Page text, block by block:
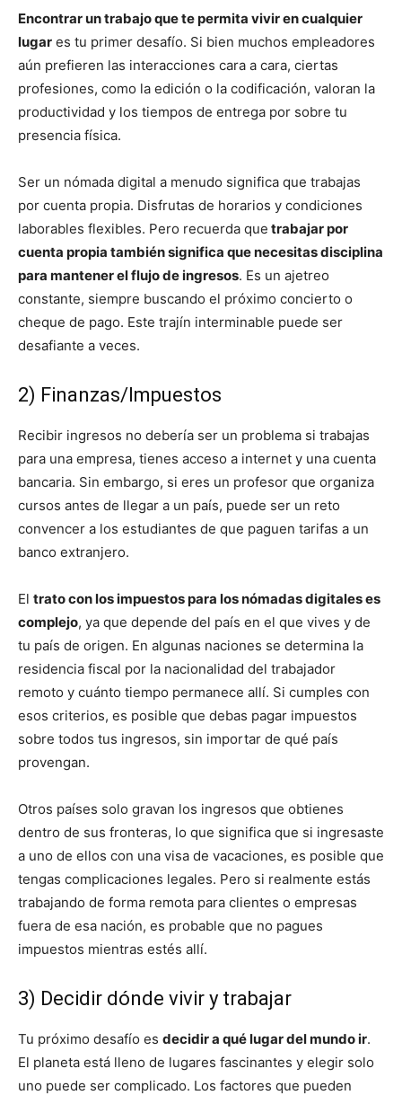
Encontrar un trabajo que te permita vivir en cualquier
lugar es tu primer desafío. Si bien muchos empleadores
aún prefieren las interacciones cara a cara, ciertas
profesiones, como la edición o la codificación, valoran la
productividad y los tiempos de entrega por sobre tu
presencia física.
Ser un nómada digital a menudo significa que trabajas
por cuenta propia. Disfrutas de horarios y condiciones
laborables flexibles. Pero recuerda que trabajar por
cuenta propia también significa que necesitas disciplina
para mantener el flujo de ingresos. Es un ajetreo
constante, siempre buscando el próximo concierto o
cheque de pago. Este trajín interminable puede ser
desafiante a veces.
2) Finanzas/Impuestos
Recibir ingresos no debería ser un problema si trabajas
para una empresa, tienes acceso a internet y una cuenta
bancaria. Sin embargo, si eres un profesor que organiza
cursos antes de llegar a un país, puede ser un reto
convencer a los estudiantes de que paguen tarifas a un
banco extranjero.
El trato con los impuestos para los nómadas digitales es
complejo, ya que depende del país en el que vives y de
tu país de origen. En algunas naciones se determina la
residencia fiscal por la nacionalidad del trabajador
remoto y cuánto tiempo permanece allí. Si cumples con
esos criterios, es posible que debas pagar impuestos
sobre todos tus ingresos, sin importar de qué país
provengan.
Otros países solo gravan los ingresos que obtienes
dentro de sus fronteras, lo que significa que si ingresaste
a uno de ellos con una visa de vacaciones, es posible que
tengas complicaciones legales. Pero si realmente estás
trabajando de forma remota para clientes o empresas
fuera de esa nación, es probable que no pagues
impuestos mientras estés allí.
3) Decidir dónde vivir y trabajar
Tu próximo desafío es decidir a qué lugar del mundo ir.
El planeta está lleno de lugares fascinantes y elegir solo
uno puede ser complicado. Los factores que pueden